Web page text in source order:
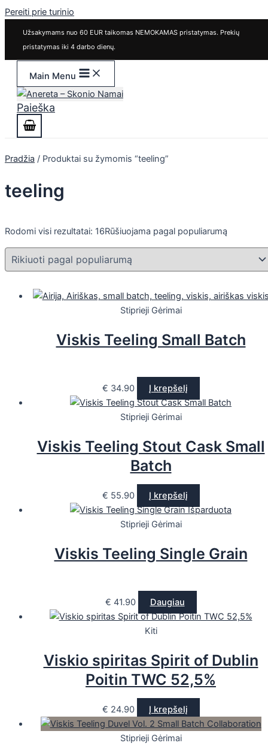
Pereiti prie turinio
Užsakymams nuo 60 EUR taikomas NEMOKAMAS pristatymas. Prekių
pristatymas iki 4 darbo dienų.
Main Menu
Paieška
Pradžia / Produktai su žymomis “teeling”
teeling
Rodomi visi rezultatai: 16Rūšiuojama pagal populiarumą
Stiprieji Gėrimai
Viskis Teeling Small Batch
€ 34.90 Į krepšelį
Stiprieji Gėrimai
Viskis Teeling Stout Cask Small
Batch
€ 55.90
Į krepšelį
Išparduota
Stiprieji Gėrimai
Viskis Teeling Single Grain
€ 41.90 Daugiau
Kiti
Viskio spiritas Spirit of Dublin
Poitin TWC 52,5%
€ 24.90 Į krepšelį
Stiprieji Gėrimai